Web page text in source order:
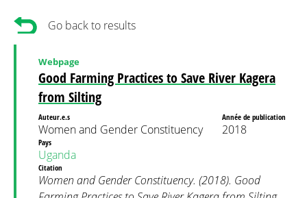
Go back to results
Good Farming Practices to Save River Kagera
from Silting
Webpage
Auteur.e.s
Women and Gender Constituency
Année de publication
2018
Pays
Uganda
Citation
Women and Gender Constituency. (2018). Good